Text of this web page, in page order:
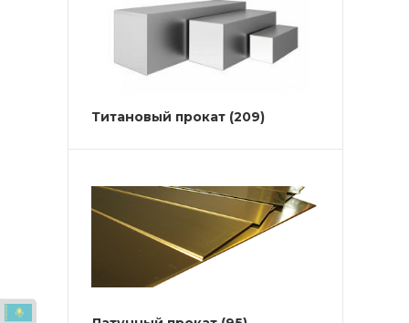
Титановый прокат (209)